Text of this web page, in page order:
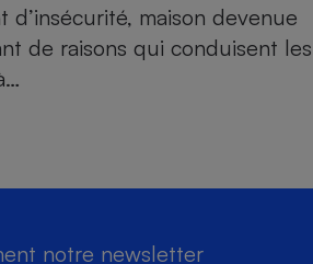
d’insécurité, maison devenue
de raisons qui conduisent les
notre newsletter